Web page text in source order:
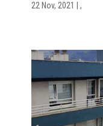
22 Nov, 2021 ,